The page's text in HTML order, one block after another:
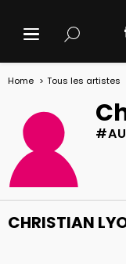
Home Tous les artistes
CHRISTIAN